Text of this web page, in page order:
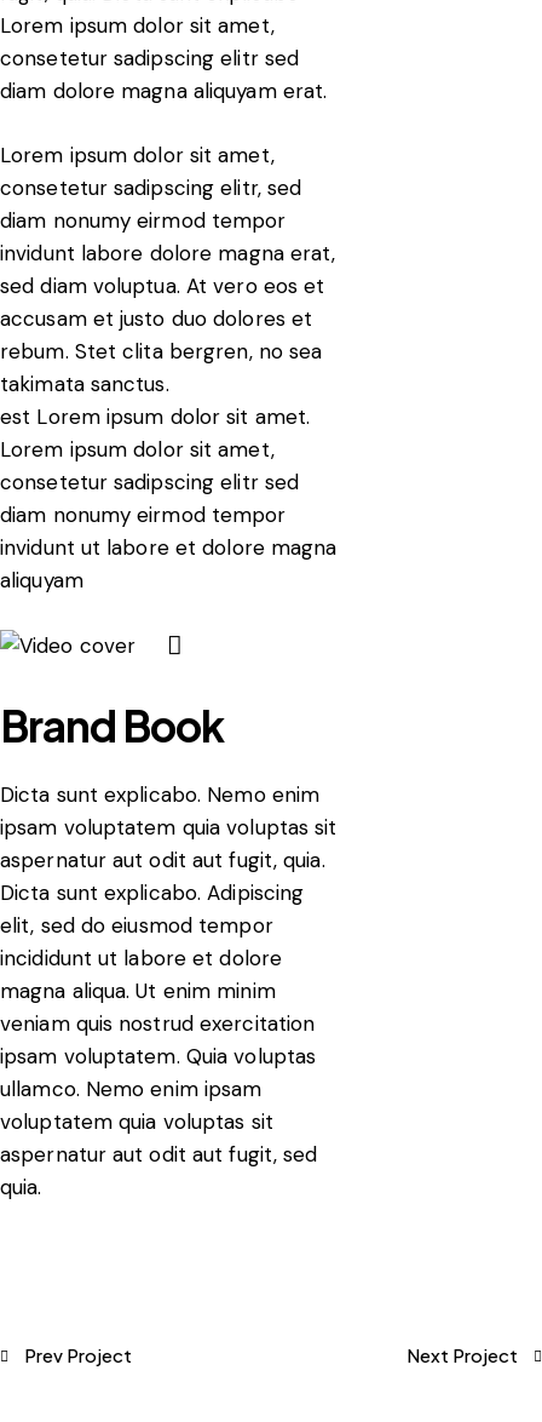
Lorem ipsum dolor sit amet,
consetetur sadipscing elitr sed
diam dolore magna aliquyam erat.
Lorem ipsum dolor sit amet,
consetetur sadipscing elitr, sed
diam nonumy eirmod tempor
invidunt labore dolore magna erat,
sed diam voluptua. At vero eos et
accusam et justo duo dolores et
rebum. Stet clita bergren, no sea
takimata sanctus.
est Lorem ipsum dolor sit amet.
Lorem ipsum dolor sit amet,
consetetur sadipscing elitr sed
diam nonumy eirmod tempor
invidunt ut labore et dolore magna
aliquyam
Brand Book
Dicta sunt explicabo. Nemo enim
ipsam voluptatem quia voluptas sit
aspernatur aut odit aut fugit, quia.
Dicta sunt explicabo. Adipiscing
elit, sed do eiusmod tempor
incididunt ut labore et dolore
magna aliqua. Ut enim minim
veniam quis nostrud exercitation
ipsam voluptatem. Quia voluptas
ullamco. Nemo enim ipsam
voluptatem quia voluptas sit
aspernatur aut odit aut fugit, sed
quia.
Prev Project Next Project